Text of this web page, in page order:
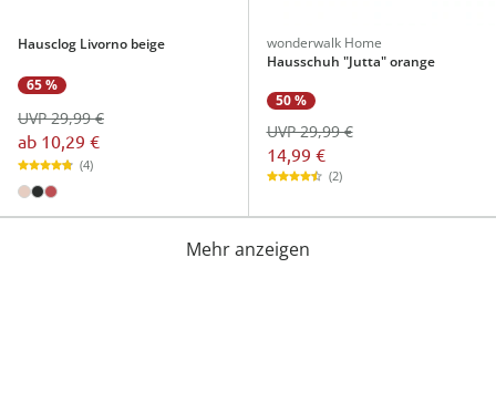
Hausclog Livorno beige
65 %
ab 10,29 €
UVP 29,99 €
(4)
wonderwalk Home
Hausschuh "Jutta" orange
50 %
14,99 €
UVP 29,99 €
(2)
Mehr anzeigen